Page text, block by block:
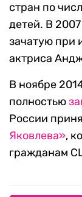
стран по
детей. В
зачатую при
актриса
В ноябре
полностью
России
Яковлева»,
гражданам